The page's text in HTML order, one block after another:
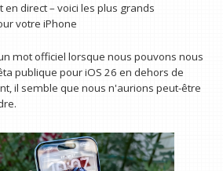
en direct – voici les plus grands
votre iPhone
mot officiel lorsque nous pouvons nous
publique pour iOS 26 en dehors de
il semble que nous n'aurions peut-être